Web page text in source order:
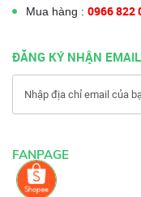
Mua hàng : 0966 822
ĐĂNG KÝ NHẬN EMAIL
FANPAGE